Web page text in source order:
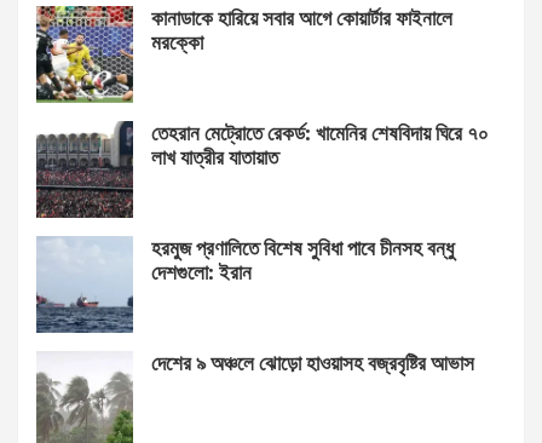
কানাডাকে হারিয়ে সবার আগে কোয়ার্টার ফাইনালে
মরক্কো
তেহরান মেট্রোতে রেকর্ড: খামেনির শেষবিদায় ঘিরে ৭০
লাখ যাত্রীর যাতায়াত
হরমুজ প্রণালিতে বিশেষ সুবিধা পাবে চীনসহ বন্ধু
দেশগুলো: ইরান
দেশের ৯ অঞ্চলে ঝোড়ো হাওয়াসহ বজ্রবৃষ্টির আভাস